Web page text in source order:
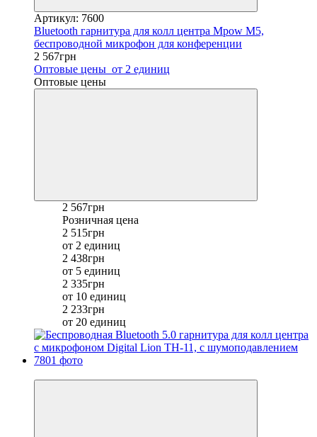
Артикул: 7600
Bluetooth гарнитура для колл центра Mpow M5,
беспроводной микрофон для конференции
2 567грн
Оптовые цены от 2 единиц
Оптовые цены
2 567грн
Розничная цена
2 515грн
от 2 единиц
2 438грн
от 5 единиц
2 335грн
от 10 единиц
2 233грн
от 20 единиц